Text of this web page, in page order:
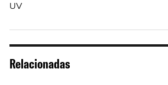
UV
Relacionadas